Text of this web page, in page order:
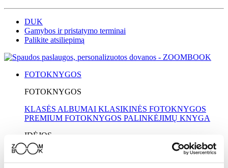
DUK
Gamybos ir pristatymo terminai
Palikite atsiliepimą
FOTOKNYGOS
FOTOKNYGOS
KLASĖS ALBUMAI KLASIKINĖS FOTOKNYGOS
PREMIUM FOTOKNYGOS PALINKĖJIMŲ KNYGA
IDĖJOS
MOKYKLOMS
VESTUVĖS
KRIKŠTYNOSTĖČIUISENELIAMSVAIKAMS